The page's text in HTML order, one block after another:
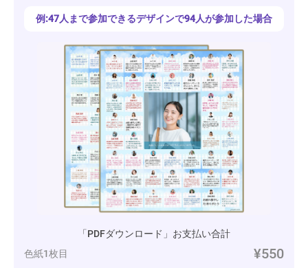
例:47人まで参加できるデザインで94人が参加した場合
「PDFダウンロード」お支払い合計
色紙1枚目
¥550